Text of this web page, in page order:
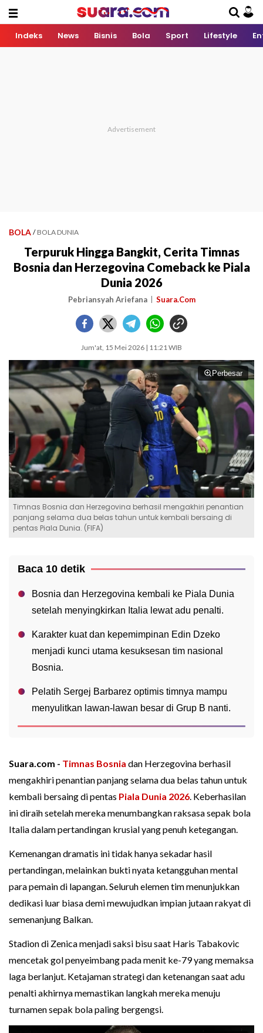
Indeks News Bisnis Bola Sport Lifestyle
BOLA / BOLA DUNIA
Terpuruk Hingga Bangkit, Cerita Timnas
Bosnia dan Herzegovina Comeback ke Piala
Dunia 2026
Pebriansyah Ariefana Suara.Com
Jum'at, 15 Mei 2026 | 11:21 WIB
Perbesar
Timnas Bosnia dan Herzegovina berhasil mengakhiri penantian
panjang selama dua belas tahun untuk kembali bersaing di
pentas Piala Dunia. (FIFA)
Baca 10 detik
Bosnia dan Herzegovina kembali ke Piala Dunia
setelah menyingkirkan Italia lewat adu penalti.
Karakter kuat dan kepemimpinan Edin Dzeko
menjadi kunci utama kesuksesan tim nasional
Bosnia.
Pelatih Sergej Barbarez optimis timnya mampu
menyulitkan lawan-lawan besar di Grup B nanti.
Suara.com - Timnas Bosnia dan Herzegovina berhasil
mengakhiri penantian panjang selama dua belas tahun untuk
kembali bersaing di pentas Piala Dunia 2026. Keberhasilan
ini diraih setelah mereka menumbangkan raksasa sepak bola
Italia dalam pertandingan krusial yang penuh ketegangan.
Kemenangan dramatis ini tidak hanya sekadar hasil
pertandingan, melainkan bukti nyata ketangguhan mental
para pemain di lapangan. Seluruh elemen tim menunjukkan
dedikasi luar biasa demi mewujudkan impian jutaan rakyat di
semenanjung Balkan.
Stadion di Zenica menjadi saksi bisu saat Haris Tabakovic
mencetak gol penyeimbang pada menit ke-79 yang memaksa
laga berlanjut. Ketajaman strategi dan ketenangan saat adu
penalti akhirnya memastikan langkah mereka menuju
turnamen sepak bola paling bergengsi.